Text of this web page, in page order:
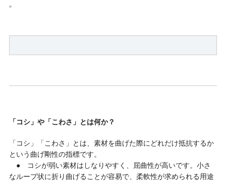
「コシ」や「こわさ」とは何か？
「コシ」「こわさ」とは、素材を曲げた際にどれだけ抵抗するか
という曲げ剛性の指標です。
● コシが弱い素材はしなりやすく、屈曲性が高いです。小さ
なループ状に折り曲げることが容易で、柔軟性が求められる用途